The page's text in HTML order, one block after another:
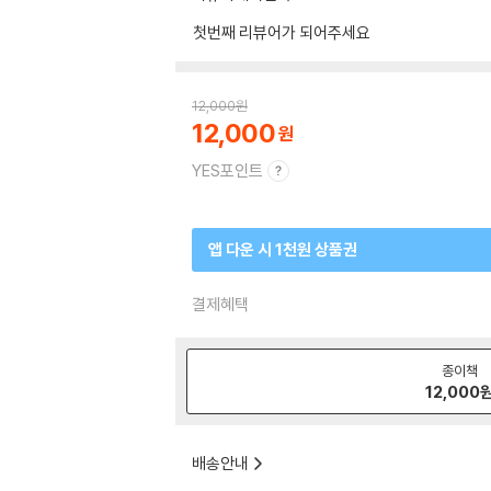
첫번째 리뷰어가 되어주세요
12,000원
12,000
YES포인트
앱 다운 시 1천원 상품권
결제혜택
종이책
12,000
배송안내